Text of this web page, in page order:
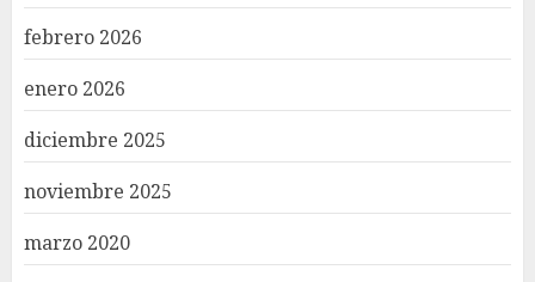
febrero 2026
enero 2026
diciembre 2025
noviembre 2025
marzo 2020